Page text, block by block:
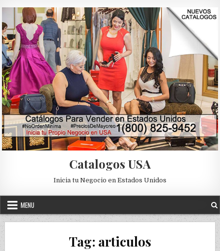
Catalogos USA
Inicia tu Negocio en Estados Unidos
MENU
Tag: articulos